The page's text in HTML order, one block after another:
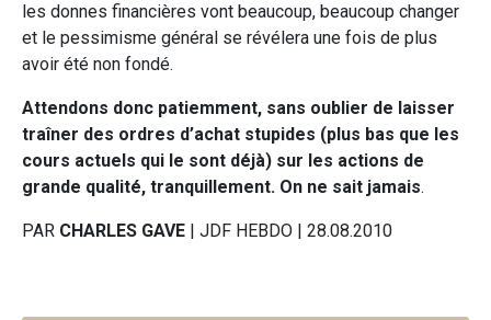
les donnes financières vont beaucoup, beaucoup changer
et le pessimisme général se révélera une fois de plus
avoir été non fondé.
Attendons donc patiemment, sans oublier de laisser
traîner des ordres d’achat stupides (plus bas que les
cours actuels qui le sont déjà) sur les actions de
grande qualité, tranquillement. On ne sait jamais.
PAR CHARLES GAVE | JDF HEBDO | 28.08.2010